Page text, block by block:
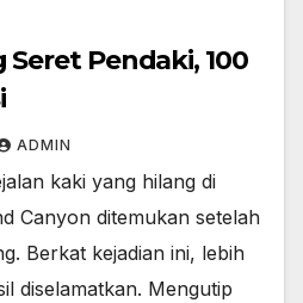
Pendaki, 100
ADMIN
kaki yang hilang di
Canyon ditemukan setelah
Berkat kejadian ini, lebih
diselamatkan. Mengutip